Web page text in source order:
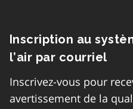
Inscription au
l’air par courriel
Inscrivez-vous pour
avertissement de la